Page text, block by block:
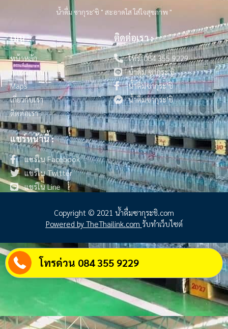
น้ำดื่ม ซากุระ'ชิ " สะอาดใส ใส่ใจสุขภาพ "
เมนู :
หน้าหลัก
ภาพผลงาน
Maps
เกี่ยวกับเรา
ติดต่อเรา
ติดต่อเรา :
โทร. 084 355 9229
น้ำดื่ม ซากุระ'ชิ
น้ำดื่มซากุระ’ชิ
น้ำดื่มซากุระ’ชิ
แชร์หน้านี้ :
แชร์ใน Facebook
แชร์ใน Twitter
แชร์ใน Line
Copyright © 2021 น้ําดื่มซากุระชิ.com
Powered by TheThailink.com รับทำเว็บไซต์
โทรด่วน 084 355 9229